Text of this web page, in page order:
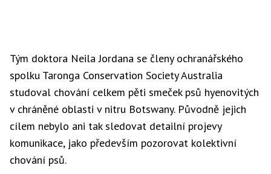
Tým doktora Neila Jordana se členy ochranářského
spolku Taronga Conservation Society Australia
studoval chování celkem pěti smeček psů hyenovitých
v chráněné oblasti v nitru Botswany. Původně jejich
cílem nebylo ani tak sledovat detailní projevy
komunikace, jako především pozorovat kolektivní
chování psů.